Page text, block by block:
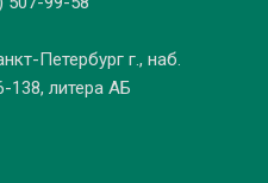
Петербург г., наб.
138, литера АБ